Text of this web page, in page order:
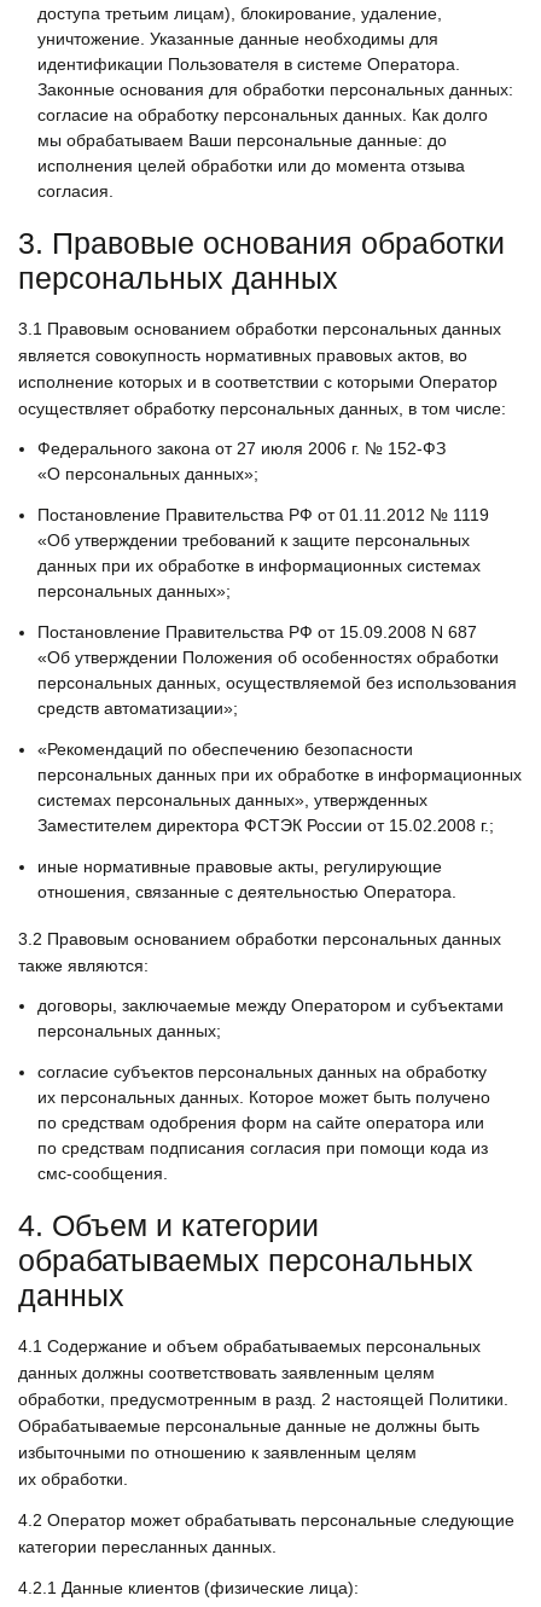
доступа третьим лицам), блокирование, удаление,
уничтожение. Указанные данные необходимы для
идентификации Пользователя в системе Оператора.
Законные основания для обработки персональных данных:
согласие на обработку персональных данных. Как долго
мы обрабатываем Ваши персональные данные: до
исполнения целей обработки или до момента отзыва
согласия.
3. Правовые основания обработки
персональных данных
3.1 Правовым основанием обработки персональных данных
является совокупность нормативных правовых актов, во
исполнение которых и в соответствии с которыми Оператор
осуществляет обработку персональных данных, в том числе:
Федерального закона от 27 июля 2006 г. № 152-ФЗ
«О персональных данных»;
Постановление Правительства РФ от 01.11.2012 № 1119
«Об утверждении требований к защите персональных
данных при их обработке в информационных системах
персональных данных»;
Постановление Правительства РФ от 15.09.2008 N 687
«Об утверждении Положения об особенностях обработки
персональных данных, осуществляемой без использования
средств автоматизации»;
«Рекомендаций по обеспечению безопасности
персональных данных при их обработке в информационных
системах персональных данных», утвержденных
Заместителем директора ФСТЭК России от 15.02.2008 г.;
иные нормативные правовые акты, регулирующие
отношения, связанные с деятельностью Оператора.
3.2 Правовым основанием обработки персональных данных
также являются:
договоры, заключаемые между Оператором и субъектами
персональных данных;
согласие субъектов персональных данных на обработку
их персональных данных. Которое может быть получено
по средствам одобрения форм на сайте оператора или
по средствам подписания согласия при помощи кода из
смс-сообщения.
4. Объем и категории
обрабатываемых персональных
данных
4.1 Содержание и объем обрабатываемых персональных
данных должны соответствовать заявленным целям
обработки, предусмотренным в разд. 2 настоящей Политики.
Обрабатываемые персональные данные не должны быть
избыточными по отношению к заявленным целям
их обработки.
4.2 Оператор может обрабатывать персональные следующие
категории пересланных данных.
4.2.1 Данные клиентов (физические лица):